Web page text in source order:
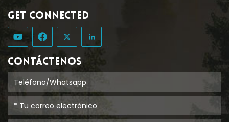
GET CONNECTED
CONTÁCTENOS